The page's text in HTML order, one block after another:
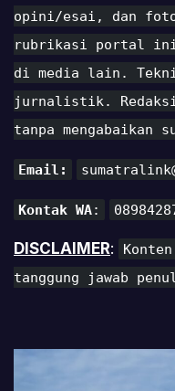
opini/esai, dan foto
rubrikasi portal ini
di media lain.
jurnalistik. Redaksi
tanpa mengabaikan
Email:
Kontak WA:
DISCLAIMER:
tanggung jawab